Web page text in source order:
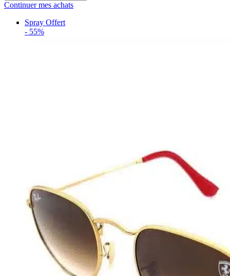
Continuer mes achats
Spray Offert
- 55%